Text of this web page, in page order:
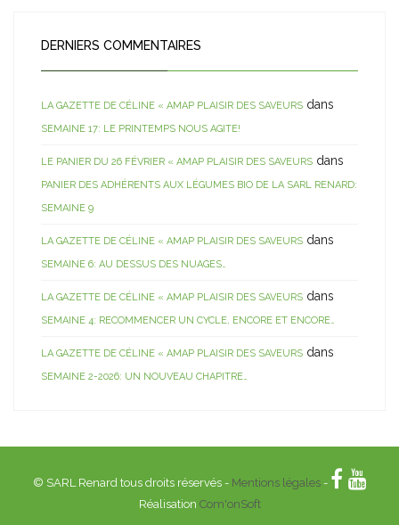
DERNIERS COMMENTAIRES
LA GAZETTE DE CÉLINE « AMAP PLAISIR DES SAVEURS dans
SEMAINE 17: LE PRINTEMPS NOUS AGITE!
LE PANIER DU 26 FÉVRIER « AMAP PLAISIR DES SAVEURS dans
PANIER DES ADHÉRENTS AUX LÉGUMES BIO DE LA SARL RENARD:
SEMAINE 9
LA GAZETTE DE CÉLINE « AMAP PLAISIR DES SAVEURS dans
SEMAINE 6: AU DESSUS DES NUAGES…
LA GAZETTE DE CÉLINE « AMAP PLAISIR DES SAVEURS dans
SEMAINE 4: RECOMMENCER UN CYCLE, ENCORE ET ENCORE…
LA GAZETTE DE CÉLINE « AMAP PLAISIR DES SAVEURS dans
SEMAINE 2-2026: UN NOUVEAU CHAPITRE…
© SARL Renard tous droits réservés - Mentions légales-
Réalisation Com'onSoft